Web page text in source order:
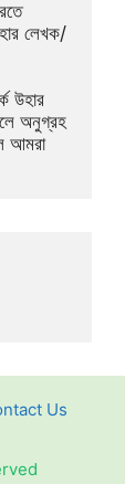
লেখক/
অনুগ্রহ
আমরা
Us